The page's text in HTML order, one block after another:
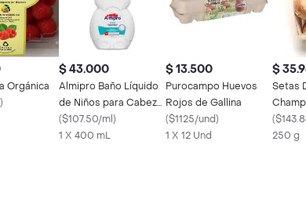
Orgánica
)
$ 43.000
Almipro Baño Líquido
de Niños para Cabeza
y Cuerpo
($107.50/ml)
1 X 400 mL
$ 13.500
Purocampo Huevos
Rojos de Gallina
($1125/und)
1 X 12 Und
$
Setas
(
250 g